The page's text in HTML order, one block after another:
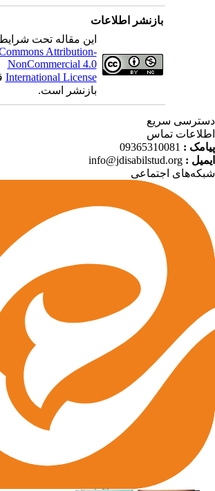
بازنشر اطلاعات
این مقاله تحت شرایط
Commons Attribution-
NonCommercial 4.0
International License
بازنشر است.
سریع
تماس
:
09365310081
:
info@jdisabilstud.org
اجتماعی